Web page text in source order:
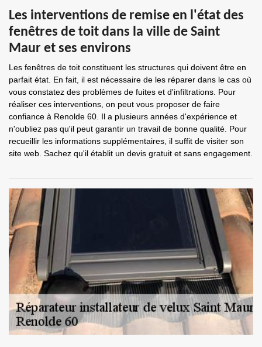
Les interventions de remise en l'état des
fenêtres de toit dans la ville de Saint
Maur et ses environs
Les fenêtres de toit constituent les structures qui doivent être en
parfait état. En fait, il est nécessaire de les réparer dans le cas où
vous constatez des problèmes de fuites et d'infiltrations. Pour
réaliser ces interventions, on peut vous proposer de faire
confiance à Renolde 60. Il a plusieurs années d'expérience et
n'oubliez pas qu'il peut garantir un travail de bonne qualité. Pour
recueillir les informations supplémentaires, il suffit de visiter son
site web. Sachez qu'il établit un devis gratuit et sans engagement.